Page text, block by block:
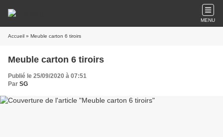
MENU
Accueil » Meuble carton 6 tiroirs
Meuble carton 6 tiroirs
Publié le 25/09/2020 à 07:51
Par SG